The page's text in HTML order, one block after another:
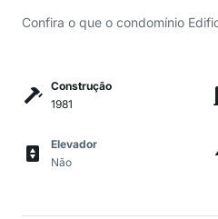
Confira o que o condomínio
Construção
1981
Elevador
Não